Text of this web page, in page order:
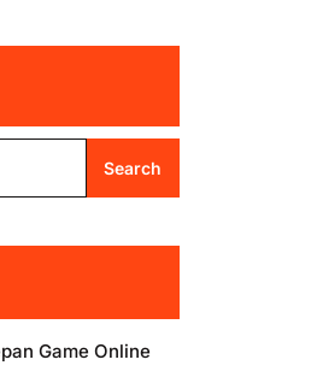
Search
Game Online